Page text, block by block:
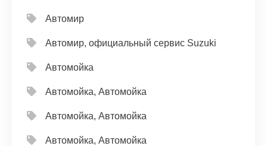
Автомир
Автомир, официальный сервис Suzuki
Автомойка
Автомойка, Автомойка
Автомойка, Автомойка
Автомойка, Автомойка